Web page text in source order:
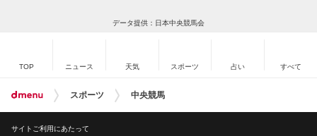
データ提供：日本中央競馬会
TOP ニュース 天気 スポーツ 占い すべて
スポーツ 中央競馬
サイトご利用にあたって